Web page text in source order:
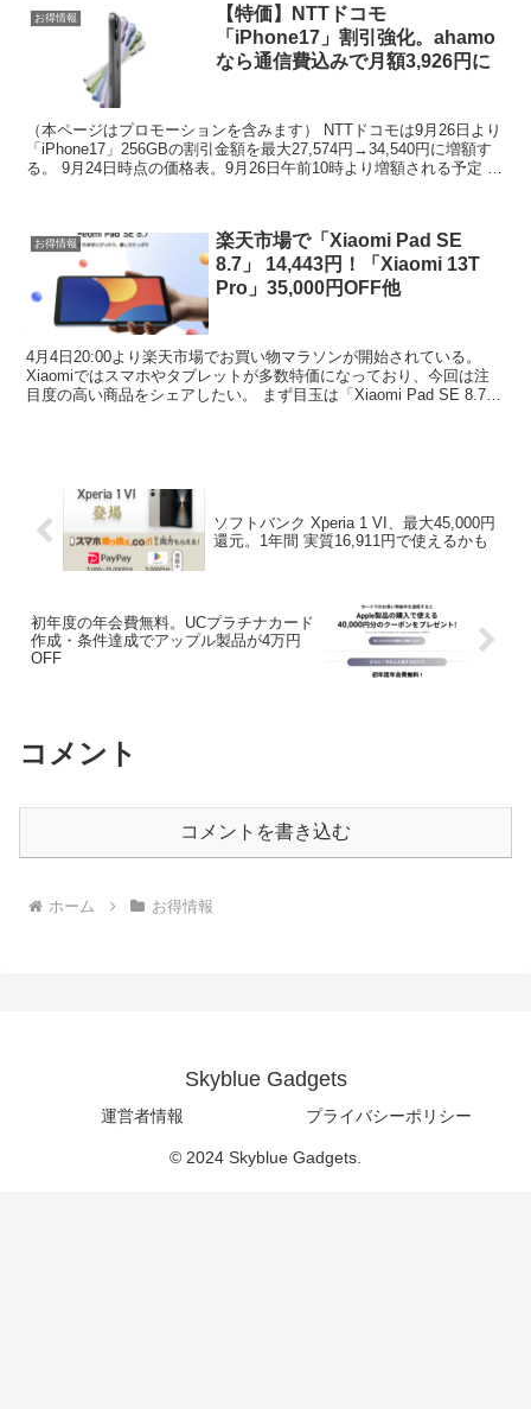
お得情報
【特価】NTTドコモ
「iPhone17」割引強化。ahamo
なら通信費込みで月額3,926円に
（本ページはプロモーションを含みます） NTTドコモは9月26日より
「iPhone17」256GBの割引金額を最大27,574円→34,540円に増額す
る。 9月24日時点の価格表。9月26日午前10時より増額される予定 返
お得情報
楽天市場で「Xiaomi Pad SE
8.7」 14,443円！「Xiaomi 13T
Pro」35,000円OFF他
4月4日20:00より楽天市場でお買い物マラソンが開始されている。
Xiaomiではスマホやタブレットが多数特価になっており、今回は注
目度の高い商品をシェアしたい。 まず目玉は「Xiaomi Pad SE 8.7」
ソフトバンク Xperia 1 VI、最大45,000円
還元。1年間 実質16,911円で使えるかも
初年度の年会費無料。UCプラチナカード
作成・条件達成でアップル製品が4万円
OFF
コメント
コメントを書き込む
ホーム お得情報
Skyblue Gadgets
運営者情報 プライバシーポリシー
© 2024 Skyblue Gadgets.